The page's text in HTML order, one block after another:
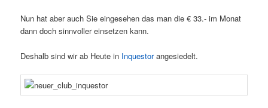
Nun hat aber auch Sie eingesehen das man die € 33.- im Monat
dann doch sinnvoller einsetzen kann.
Deshalb sind wir ab Heute in Inquestorangesiedelt.